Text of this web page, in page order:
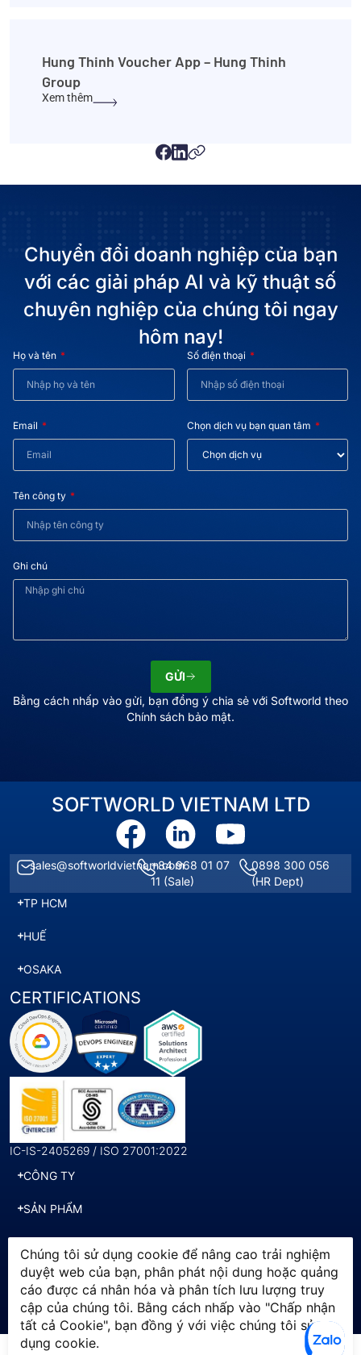
Hung Thinh Voucher App – Hung Thinh
Group
Xem thêm
Chuyển đổi doanh nghiệp của bạn
với các giải pháp AI và kỹ thuật số
chuyên nghiệp của chúng tôi ngay
hôm nay!
Họ và tên Số điện thoại
Email Chọn dịch vụ bạn quan tâm
Tên công ty
Ghi chú
GỬI
Bằng cách nhấp vào gửi, bạn đồng ý chia sẻ với Softworld theo
Chính sách bảo mật.
SOFTWORLD VIETNAM LTD
sales@softworldvietnam.com+84 968 01 07
11 (Sale)
0898 300 056
(HR Dept)
TP HCM
HUẾ
OSAKA
CERTIFICATIONS
IC-IS-2405269 / ISO 27001:2022
CÔNG TY
SẢN PHẨM
DỊCH VỤ
© 2025 SWI. All Rights
Reserved by Softworld Vietnam
Chính sách bảo mật
Điều khoản sử dụng
Chúng tôi sử dụng cookie để nâng cao trải nghiệm
duyệt web của bạn, phân phát nội dung hoặc quảng
cáo được cá nhân hóa và phân tích lưu lượng truy
cập của chúng tôi. Bằng cách nhấp vào "Chấp nhận
tất cả Cookie", bạn đồng ý với việc chúng tôi sử
dụng cookie.